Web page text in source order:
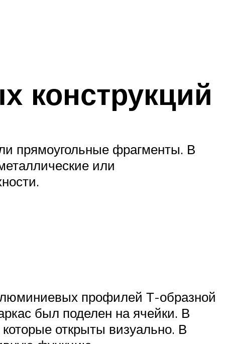
конструкций
прямоугольные фрагменты. В
или
профилей Т-образной
был поделен на ячейки. В
открыты визуально. В